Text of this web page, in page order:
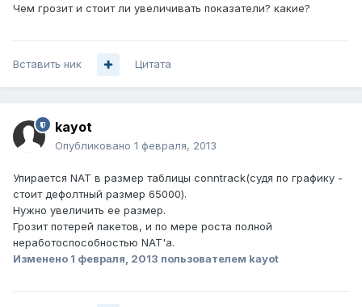
Чем грозит и стоит ли увеличивать показатели? какие?
Вставить ник Цитата
kayot
Опубликовано 1 февраля, 2013
Упирается NAT в размер таблицы conntrack(судя по графику -
стоит дефолтный размер 65000).
Нужно увеличить ее размер.
Грозит потерей пакетов, и по мере роста полной
неработоспособностью NAT'a.
Изменено 1 февраля, 2013 пользователем kayot